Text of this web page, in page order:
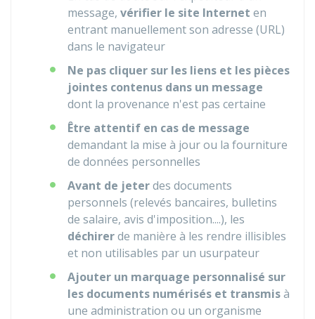
message, vérifier le site Internet en
entrant manuellement son adresse (URL)
dans le navigateur
Ne pas cliquer sur les liens et les pièces
jointes contenus dans un message
dont la provenance n'est pas certaine
Être attentif en cas de message
demandant la mise à jour ou la fourniture
de données personnelles
Avant de jeterdes documents
personnels (relevés bancaires, bulletins
de salaire, avis d'imposition....), les
déchirerde manière à les rendre illisibles
et non utilisables par un usurpateur
Ajouter un marquage personnalisé sur
les documents numérisés et transmisà
une administration ou un organisme